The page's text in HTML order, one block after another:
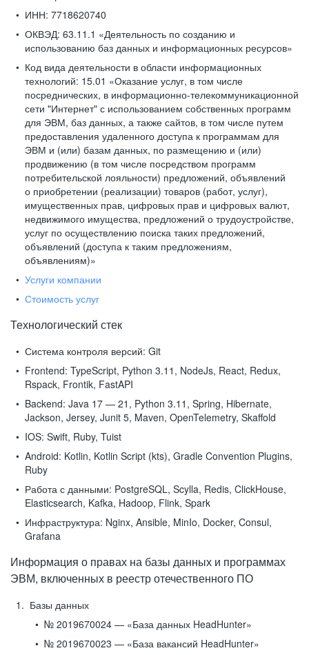
ИНН: 7718620740
ОКВЭД: 63.11.1 «Деятельность по созданию и
использованию баз данных и информационных ресурсов»
Код вида деятельности в области информационных
технологий: 15.01 «Оказание услуг, в том числе
посреднических, в информационно-телекоммуникационной
сети "Интернет" с использованием собственных программ
для ЭВМ, баз данных, а также сайтов, в том числе путем
предоставления удаленного доступа к программам для
ЭВМ и (или) базам данных, по размещению и (или)
продвижению (в том числе посредством программ
потребительской лояльности) предложений, объявлений
о приобретении (реализации) товаров (работ, услуг),
имущественных прав, цифровых прав и цифровых валют,
недвижимого имущества, предложений о трудоустройстве,
услуг по осуществлению поиска таких предложений,
объявлений (доступа к таким предложениям,
объявлениям)»
Услуги компании
Стоимость услуг
Технологический стек
Система контроля версий: Git
Frontend: TypeScript, Python 3.11, NodeJs, React, Redux,
Rspack, Frontik, FastAPI
Backend: Java 17 — 21, Python 3.11, Spring, Hibernate,
Jackson, Jersey, Junit 5, Maven, OpenTelemetry, Skaffold
IOS: Swift, Ruby, Tuist
Android: Kotlin, Kotlin Script (kts), Gradle Convention Plugins,
Ruby
Работа с данными: PostgreSQL, Scylla, Redis, ClickHouse,
Elasticsearch, Kafka, Hadoop, Flink, Spark
Инфраструктура: Nginx, Ansible, MinIo, Docker, Consul,
Grafana
Информация о правах на базы данных и программах
ЭВМ, включенных в реестр отечественного ПО
Базы данных
№ 2019670024 — «База данных HeadHunter»
№ 2019670023 — «База вакансий HeadHunter»